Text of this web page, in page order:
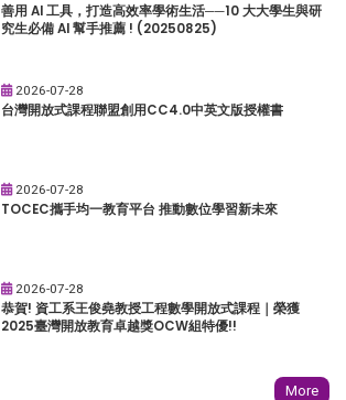
善用 AI 工具，打造高效率學術生活──10 大大學生與研
究生必備 AI 幫手推薦 ! (20250825)
2026-07-28
台灣開放式課程聯盟創用CC4.0中英文版授權書
2026-07-28
TOCEC攜手均一教育平台 推動數位學習新未來
2026-07-28
恭賀! 資工系王俊堯教授工程數學開放式課程｜榮獲
2025臺灣開放教育卓越獎OCW組特優!!
More